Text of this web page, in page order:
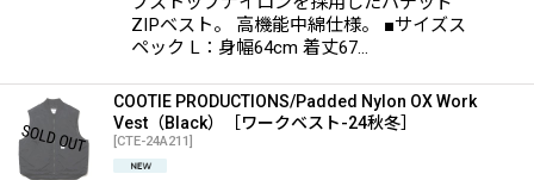
ZIPベスト。 高機能中綿仕様。 ■サイズス
ペック L：身幅64cm 着丈67…
COOTIE PRODUCTIONS/Padded Nylon OX Work
Vest（Black）［ワークベスト-24秋冬］
[CTE-24A211]